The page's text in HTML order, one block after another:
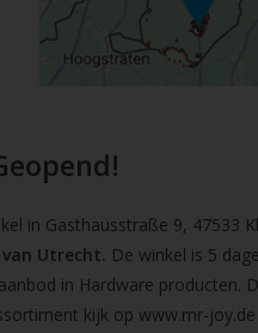
in Gasthausstraße 9, 47533
Utrecht. De winkel is 5
in Hardware producten.
kijk op www.mr-joy.de